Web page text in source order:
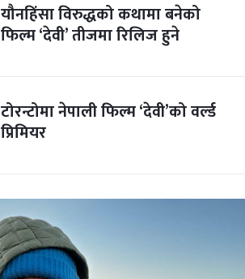
यौनहिंसा विरुद्धको कथामा बनेको
फिल्म ‘देवी’ तीजमा रिलिज हुने
टोरन्टोमा नेपाली फिल्म ‘देवी’को वर्ल्ड
प्रिमियर